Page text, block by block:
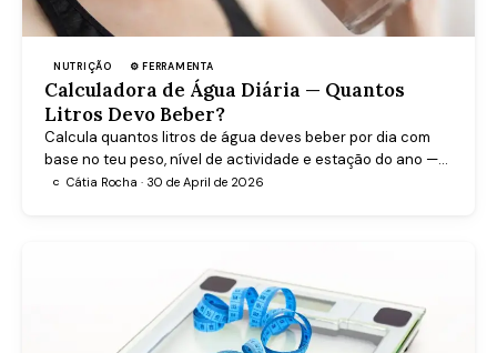
NUTRIÇÃO ⚙ FERRAMENTA
Calculadora de Água Diária — Quantos
Litros Devo Beber?
Calcula quantos litros de água deves beber por dia com
base no teu peso, nível de actividade e estação do ano —
com dicas práticas adaptadas ao dia a dia português.
C Cátia Rocha · 30 de April de 2026